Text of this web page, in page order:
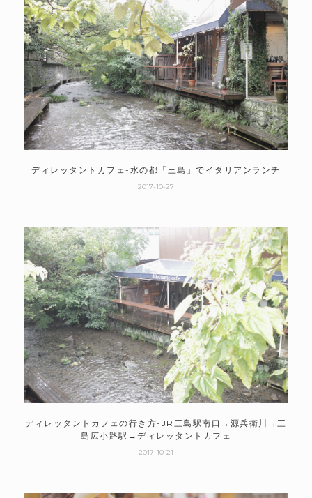
ディレッタントカフェ-水の都「三島」でイタリアンランチ
2017-10-27
ディレッタントカフェの行き方-JR三島駅南口→源兵衛川→三
島広小路駅→ディレッタントカフェ
2017-10-21